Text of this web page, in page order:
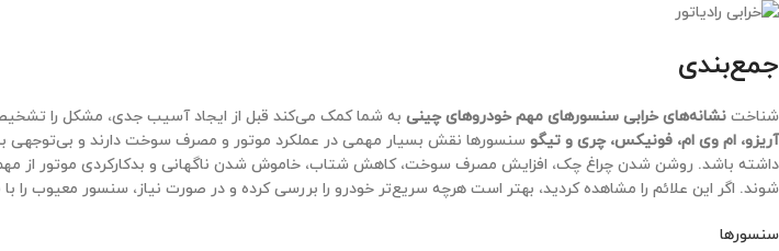
جمع‌بندی
شناختنشانه‌های خرابی سنسورهای مهم خودروهای چینی به شما کمک می‌کند قبل از ایجاد آسیب جدی، مشکل را
آریزو، ام وی ام، فونیکس، چری و تیگوسنسورها نقش بسیار مهمی در عملکرد موتور و مصرف سوخت دارند و بی‌توجهی به
داشته باشد. روشن شدن چراغ چک، افزایش مصرف سوخت، کاهش شتاب، خاموش شدن ناگهانی و بدکارکردی موتور از
شوند. اگر این علائم را مشاهده کردید، بهتر است هرچه سریع‌تر خودرو را بررسی کرده و در صورت نیاز، سنسور معیوب را
سنسورها